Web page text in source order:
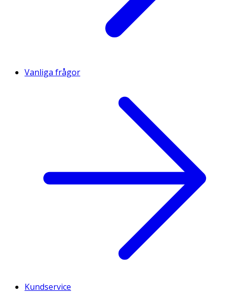
Vanliga frågor
Kundservice